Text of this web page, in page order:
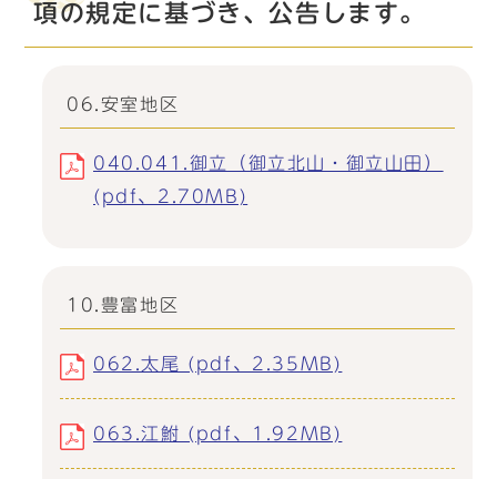
項の規定に基づき、公告します。
06.安室地区
040.041.御立（御立北山・御立山田）
(pdf、2.70MB)
10.豊富地区
062.太尾 (pdf、2.35MB)
063.江鮒 (pdf、1.92MB)